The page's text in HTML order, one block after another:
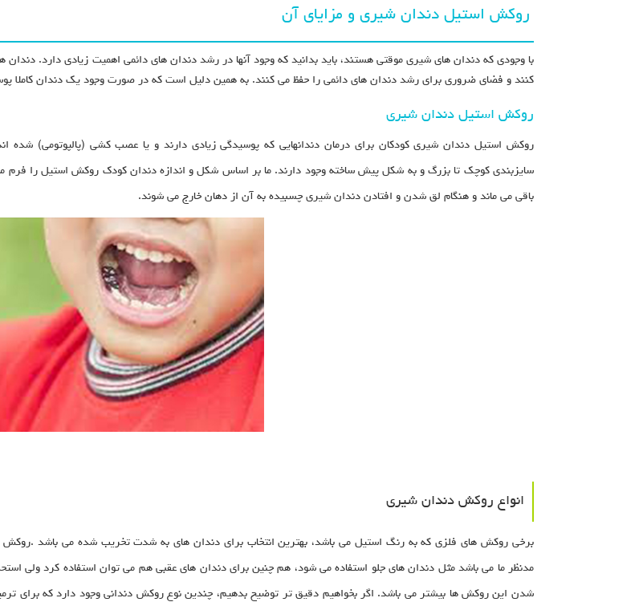
روکش استیل دندان شیری و مزایای آن
با وجودی که دندان های شیری موقتی هستند، باید بدانید که وجود آنها در رشد دندان های دائمی اهمیت زیادی دارد.
کنند و فضای ضروری برای رشد دندان های دائمی را حفظ می کنند. به همین دلیل است که در صورت وجود یک دندان کاملا
روکش استیل دندان شیری
روکش استیل دندان شیری کودکان برای درمان دندانهایی که پوسیدگی زیادی دارند و یا عصب کشی (پالپوتومی)
سایزبندی کوچک تا بزرگ و به شکل پیش ساخته وجود دارند. ما بر اساس شکل و اندازه دندان کودک روکش استیل را
باقی می ماند و هنگام لق شدن و افتادن دندان شیری چسبیده به آن از دهان خارج می شوند.
انواع روکش دندان شیری
برخی روکش های فلزی که به رنگ استیل می باشد، بهترین انتخاب برای دندان های به شدت تخریب شده می باشد
مدنظر ما می باشد مثل دندان های جلو استفاده می شود، هم چنین برای دندان های عقبی هم می توان استفاده کرد ولی
شدن این روکش ها بیشتر می باشد. اگر بخواهیم دقیق تر توضیح بدهیم، چندین نوع روکش دندانی وجود دارد که برای